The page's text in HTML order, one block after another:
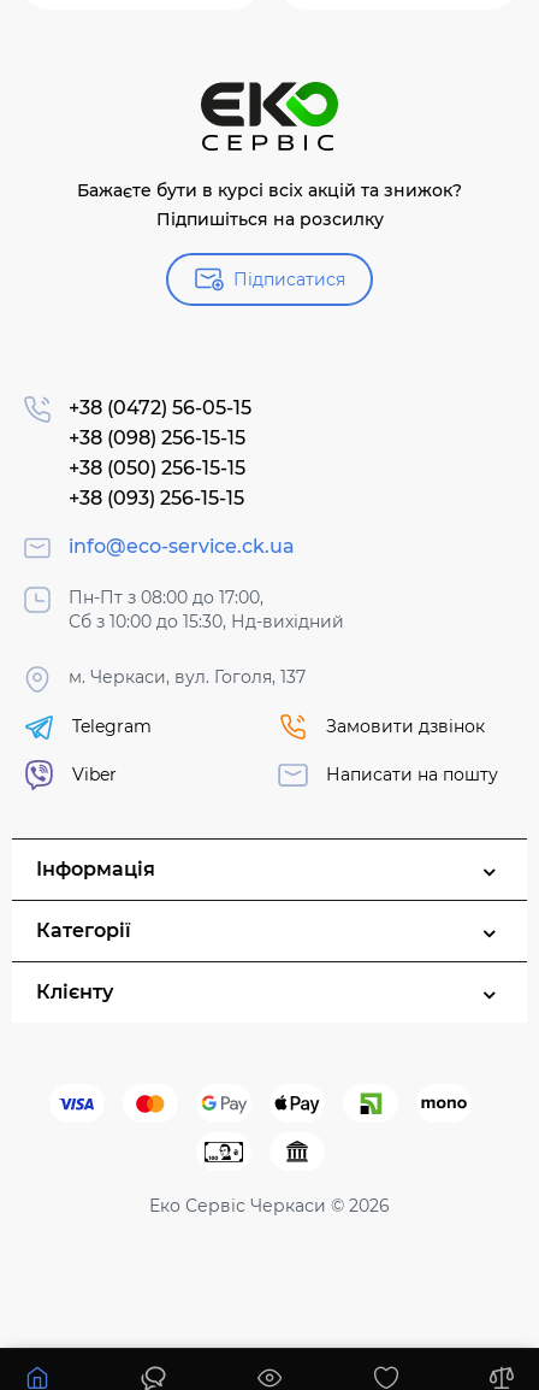
Немає в наявності
Бажаєте бути в курсі всіх акцій та знижок?
Підпишіться на розсилку
Підписатися
+38 (0472) 56-05-15
+38 (098) 256-15-15
+38 (050) 256-15-15
+38 (093) 256-15-15
info@eco-service.ck.ua
Пн-Пт з 08:00 до 17:00,
Сб з 10:00 до 15:30, Нд-вихідний
м. Черкаси, вул. Гоголя, 137
Telegram
Viber
Замовити дзвінок
Написати на пошту
Інформація
Категорії
Клієнту
Еко Сервіс Черкаси © 2026